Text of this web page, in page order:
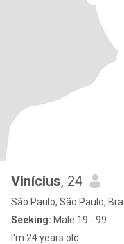
Vinícius, 24
São Paulo, São Paulo,
Seeking: Male 19 - 99
I'm 24 years old